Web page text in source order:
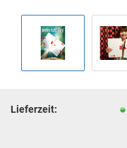
Lieferzeit: